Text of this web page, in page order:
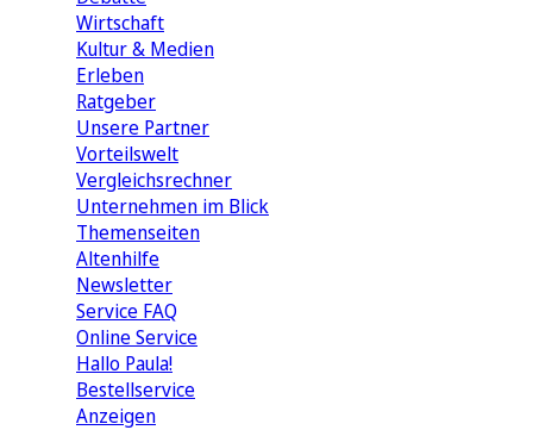
Wirtschaft
Kultur & Medien
Erleben
Ratgeber
Unsere Partner
Vorteilswelt
Vergleichsrechner
Unternehmen im Blick
Themenseiten
Altenhilfe
Newsletter
Service FAQ
Online Service
Hallo Paula!
Bestellservice
Anzeigen